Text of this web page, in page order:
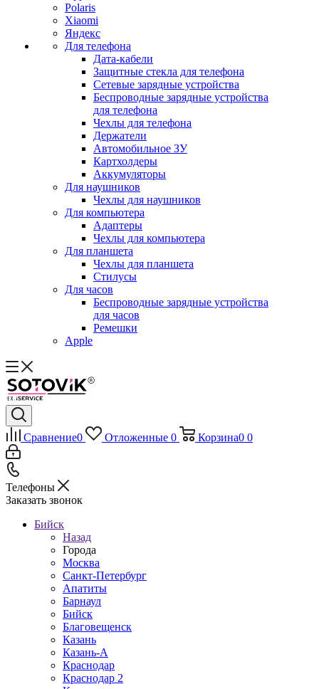
Polaris
Xiaomi
Яндекс
Для телефона
Дата-кабели
Защитные стекла для телефона
Сетевые зарядные устройства
Беспроводные зарядные устройства
для телефона
Чехлы для телефона
Держатели
Автомобильное ЗУ
Картхолдеры
Аккумуляторы
Для наушников
Чехлы для наушников
Для компьютера
Адаптеры
Чехлы для компьютера
Для планшета
Чехлы для планшета
Стилусы
Для часов
Беспроводные зарядные устройства
для часов
Ремешки
Apple
Сравнение0 Отложенные 0 Корзина0 0
Телефоны
Заказать звонок
Бийск
Назад
Города
Москва
Санкт-Петербург
Апатиты
Барнаул
Бийск
Благовещенск
Казань
Казань-А
Краснодар
Краснодар 2